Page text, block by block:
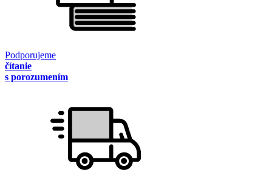
Podporujeme
čítanie
s porozumením